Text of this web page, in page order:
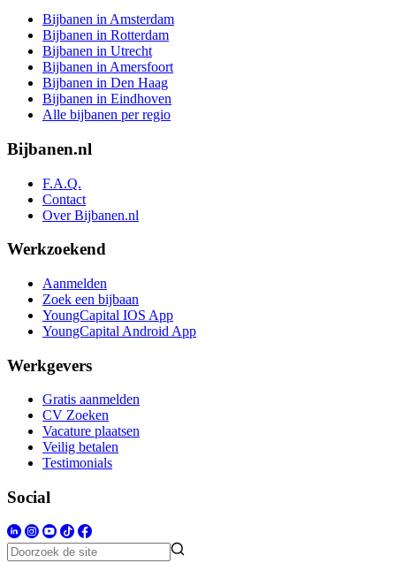
Bijbanen in Amsterdam
Bijbanen in Rotterdam
Bijbanen in Utrecht
Bijbanen in Amersfoort
Bijbanen in Den Haag
Bijbanen in Eindhoven
Alle bijbanen per regio
Bijbanen.nl
F.A.Q.
Contact
Over Bijbanen.nl
Werkzoekend
Aanmelden
Zoek een bijbaan
YoungCapital IOS App
YoungCapital Android App
Werkgevers
Gratis aanmelden
CV Zoeken
Vacature plaatsen
Veilig betalen
Testimonials
Social